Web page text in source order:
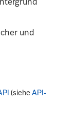
und
(sieheAPI-